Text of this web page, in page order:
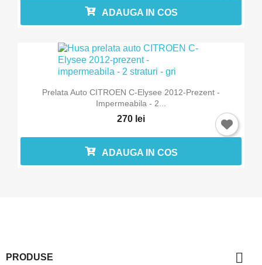
ADAUGA IN COS
Prelata Auto CITROEN C-Elysee 2012-Prezent -
Impermeabila - 2...
270 lei
ADAUGA IN COS
PRODUSE 